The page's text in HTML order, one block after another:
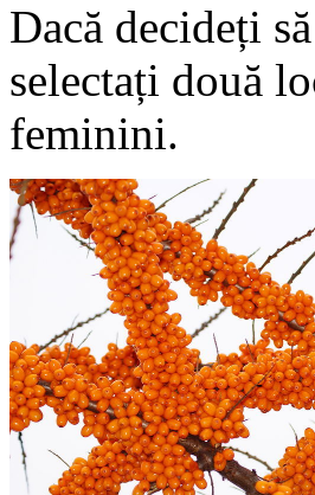
Dacă decideți
selectați două
feminini.